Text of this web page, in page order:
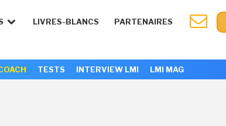
LIVRES-BLANCS PARTENAIRES
TESTS INTERVIEW LMI LMI MAG